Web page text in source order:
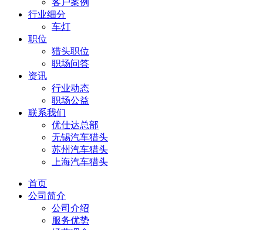
客户案例
行业细分
车灯
职位
猎头职位
职场问答
资讯
行业动态
职场公益
联系我们
优仕达总部
无锡汽车猎头
苏州汽车猎头
上海汽车猎头
首页
公司简介
公司介绍
服务优势